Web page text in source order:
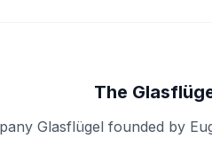
The
Glasflügel founded by